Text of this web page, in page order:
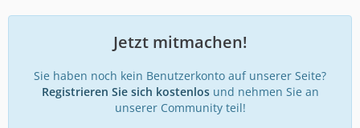
Jetzt mitmachen!
Sie haben noch kein Benutzerkonto auf unserer Seite?
Registrieren Sie sich kostenlosund nehmen Sie an
unserer Community teil!